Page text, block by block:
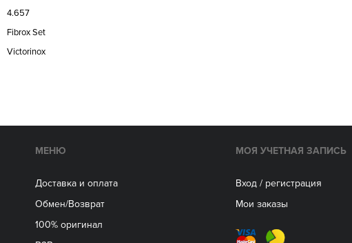
4.657
Fibrox Set
Victorinox
МЕНЮ
Доставка и оплата
Обмен/Возврат
100% оригинал
МОЯ УЧЕТНАЯ ЗАПИСЬ
Вход / регистрация
Мои заказы